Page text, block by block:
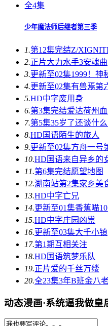
全4集
少年魔法师后继者第三季
1.第12集完结Z/
2.正片大力水手3安魂曲
3.更新至02集1999！神
4.更新至02集有兽焉第
5.HD中字废用身
6.第3集完结爱达荷州
7.第5集35岁了还谈什
8.HD国语陌生的旅人
9.更新至02集方舟一号
10.HD国语来自异乡的
11.第6集完结愿望地图
12.湖南站第2集家乡美
13.HD中字亡兄
14.更新至01集香蕉喵
15.HD中字庄园凶祟
16.更新至03集大千小镇
17.第1期互相关注
18.HD国语筑梦乐队
19.正片爱的千丝万缕
20.全23集3年B班金八
动态漫画·系统逼我做皇